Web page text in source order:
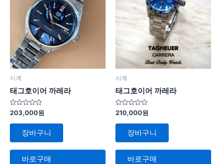
시계
태그호이어 까레라
5
중
에
로
가
203,000원
장바구니
바로구매
시계
태그호이어 까레라
5
중
에
로
가
210,000원
장바구니
바로구매